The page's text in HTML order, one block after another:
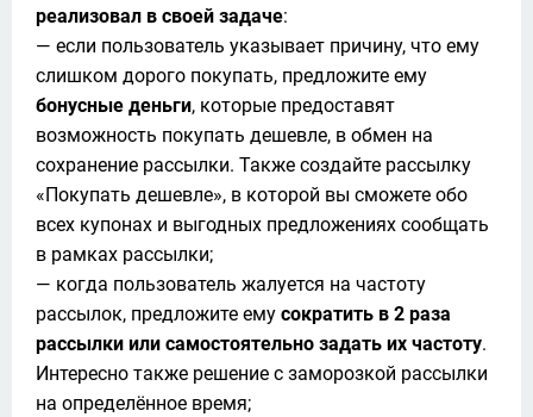
реализовал в своей задаче:
— если пользователь указывает причину, что ему
бонусные деньги, которые предоставят
возможность покупать дешевле, в обмен на
сохранение рассылки. Также создайте рассылку
«Покупать дешевле», в которой вы сможете обо
всех купонах и выгодных предложениях сообщать
в рамках рассылки;
— когда пользователь жалуется на частоту
рассылок, предложите ему сократить в 2 раза
рассылки или самостоятельно задать их частоту.
Интересно также решение с заморозкой рассылки
на определённое время;